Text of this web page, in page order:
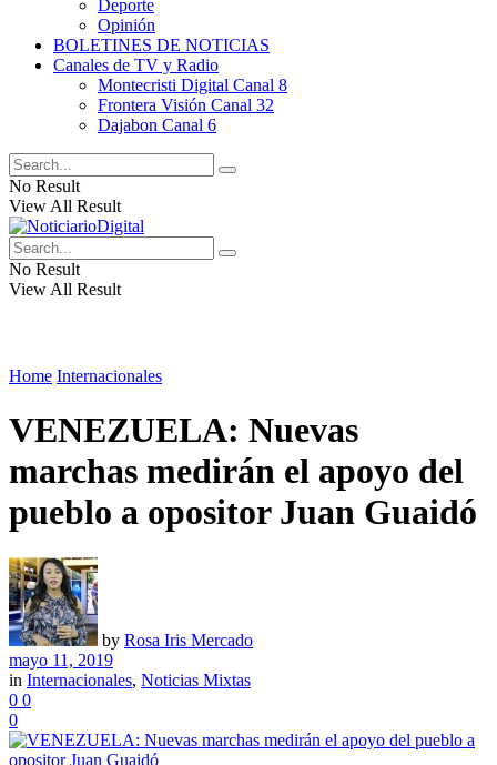
Deporte
Opinión
BOLETINES DE NOTICIAS
Canales de TV y Radio
Montecristi Digital Canal 8
Frontera Visión Canal 32
Dajabon Canal 6
No Result
View All Result
No Result
View All Result
Home Internacionales
VENEZUELA: Nuevas
marchas medirán el apoyo del
pueblo a opositor Juan Guaidó
by Rosa Iris Mercado
mayo 11, 2019
in Internacionales, Noticias Mixtas
0 0
0